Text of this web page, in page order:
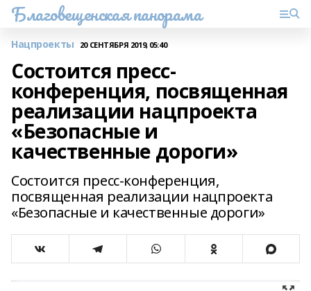
Благовещенская панорама
Нацпроекты 20 СЕНТЯБРЯ 2019, 05:40
Состоится пресс-
конференция, посвященная
реализации нацпроекта
«Безопасные и
качественные дороги»
Состоится пресс-конференция,
посвященная реализации нацпроекта
«Безопасные и качественные дороги»